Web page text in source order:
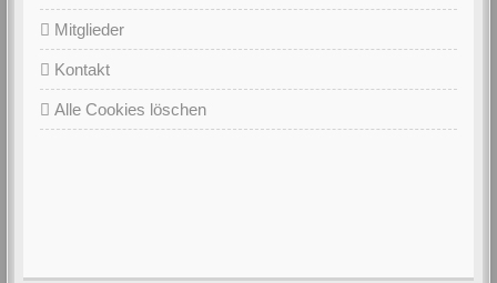
Mitglieder
Kontakt
Alle Cookies löschen